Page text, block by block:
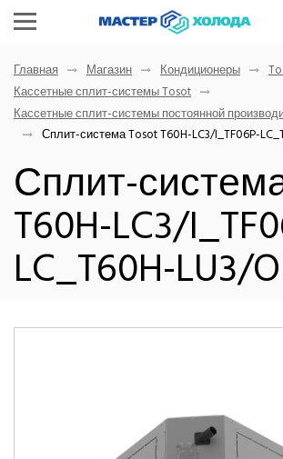
Главная Магазин Кондиционеры
Кассетные сплит-системы Tosot
Кассетные сплит-системы постоянной
Сплит-система Tosot T60H-LC3/I_TF06P-
Сплит-
T60H-LC3/
LC_T60H-LU3/O